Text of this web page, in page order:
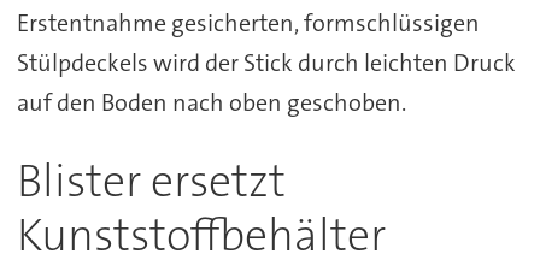
Erstentnahme gesicherten, formschlüssigen
Stülpdeckels wird der Stick durch leichten Druck
auf den Boden nach oben geschoben.
Blister ersetzt
Kunststoffbehälter